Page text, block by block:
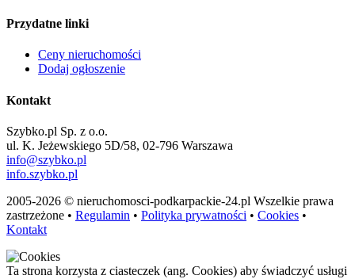
Przydatne linki
Ceny nieruchomości
Dodaj ogłoszenie
Kontakt
Szybko.pl Sp. z o.o.
ul. K. Jeżewskiego 5D/58, 02-796 Warszawa
info@szybko.pl
info.szybko.pl
2005-2026 © nieruchomosci-podkarpackie-24.pl Wszelkie prawa
zastrzeżone • Regulamin • Polityka prywatności • Cookies •
Kontakt
Ta strona korzysta z ciasteczek (ang. Cookies) aby świadczyć usługi